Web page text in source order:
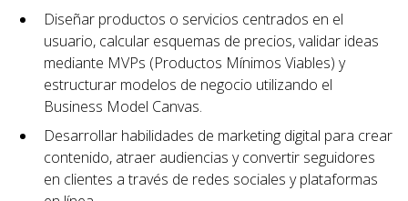
Diseñar productos o servicios centrados en el
usuario, calcular esquemas de precios, validar ideas
mediante MVPs (Productos Mínimos Viables) y
estructurar modelos de negocio utilizando el
Business Model Canvas.
Desarrollar habilidades de marketing digital para crear
contenido, atraer audiencias y convertir seguidores
en clientes a través de redes sociales y plataformas